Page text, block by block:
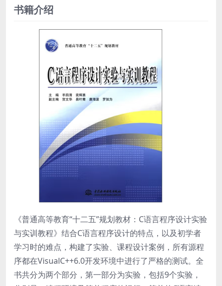
书籍介绍
《普通高等教育“十二五”规划教材：C语言程序设计实验
与实训教程》结合C语言程序设计的特点，以及初学者
学习时的难点，构建了实验、课程设计案例，所有源程
序都在VisualC++6.0开发环境中进行了严格的测试。全
书共分为两个部分，第一部分为实验，包括9个实验，